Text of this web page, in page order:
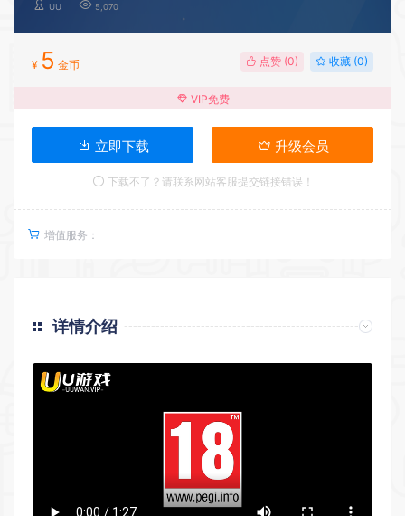
UU 5,070
¥ 5 金币 点赞 (0) 收藏 (0)
VIP免费
立即下载 升级会员
下载不了？请联系网站客服提交链接错误！
增值服务：
详情介绍